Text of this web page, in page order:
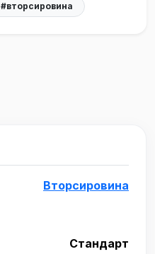
#вторсировина
Вторсировина
Стандарт